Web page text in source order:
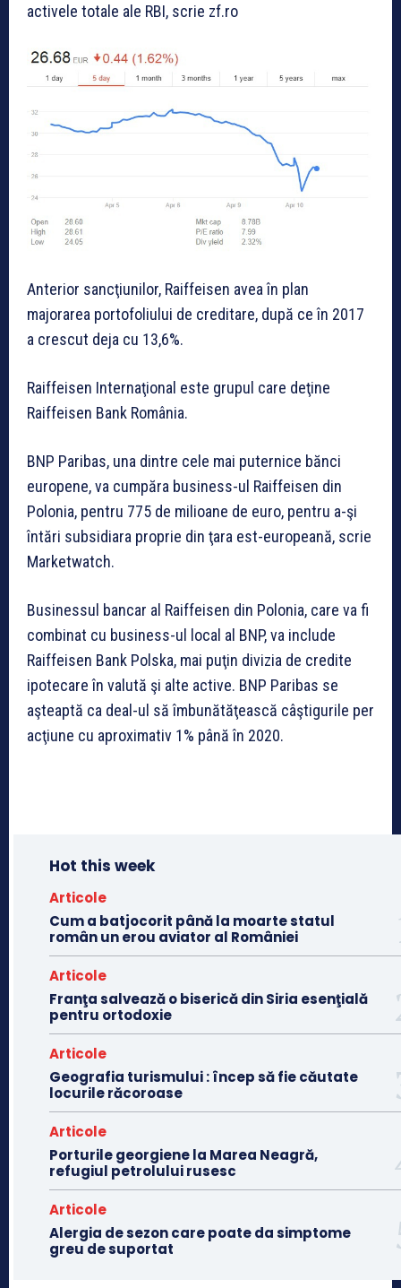
activele totale ale RBI, scrie zf.ro
Anterior sancţiunilor, Raiffeisen avea în plan
majorarea portofoliului de creditare, după ce în 2017
a crescut deja cu 13,6%.
Raiffeisen Internaţional este grupul care deţine
Raiffeisen Bank România.
BNP Paribas, una dintre cele mai puternice bănci
europene, va cumpăra business-ul Raiffeisen din
Polonia, pentru 775 de milioane de euro, pentru a-şi
întări subsidiara proprie din ţara est-europeană, scrie
Marketwatch.
Businessul bancar al Raiffeisen din Polonia, care va fi
combinat cu business-ul local al BNP, va include
Raiffeisen Bank Polska, mai puţin divizia de credite
ipotecare în valută şi alte active. BNP Paribas se
aşteaptă ca deal-ul să îmbunătăţească câştigurile per
acţiune cu aproximativ 1% până în 2020.
Hot this week
Articole
Cum a batjocorit până la moarte statul
român un erou aviator al României
Articole
Franţa salvează o biserică din Siria esenţială
pentru ortodoxie
Articole
Geografia turismului : încep să fie căutate
locurile răcoroase
Articole
Porturile georgiene la Marea Neagră,
refugiul petrolului rusesc
Articole
Alergia de sezon care poate da simptome
greu de suportat